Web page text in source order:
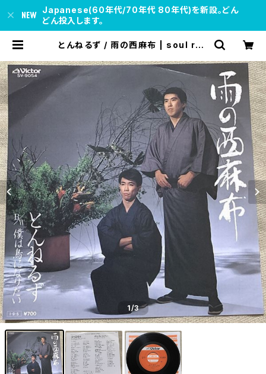
Japanese(60年代/70年代 80年代)を新設。どん
どん投入します。
とんねるず / 雨の西麻布 | soul res
1/3